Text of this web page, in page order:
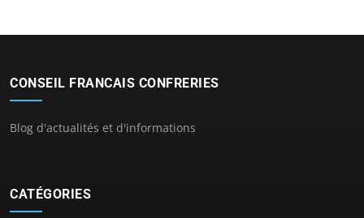
CONSEIL FRANCAIS CONFRERIES
Blog d'actualités et d'informations
CATÉGORIES